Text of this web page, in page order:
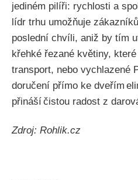
jediném pilíři: rychlosti a
lídr trhu umožňuje
poslední chvíli, aniž by tím
křehké řezané květiny,
transport, nebo vychlazené
doručení přímo ke dveřím
přináší čistou radost z
Zdroj: Rohlik.cz